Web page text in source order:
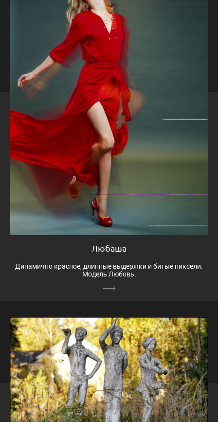
Любаша
Динамично красное, длинные выдержки и битые пиксели.
Модель Любовь.